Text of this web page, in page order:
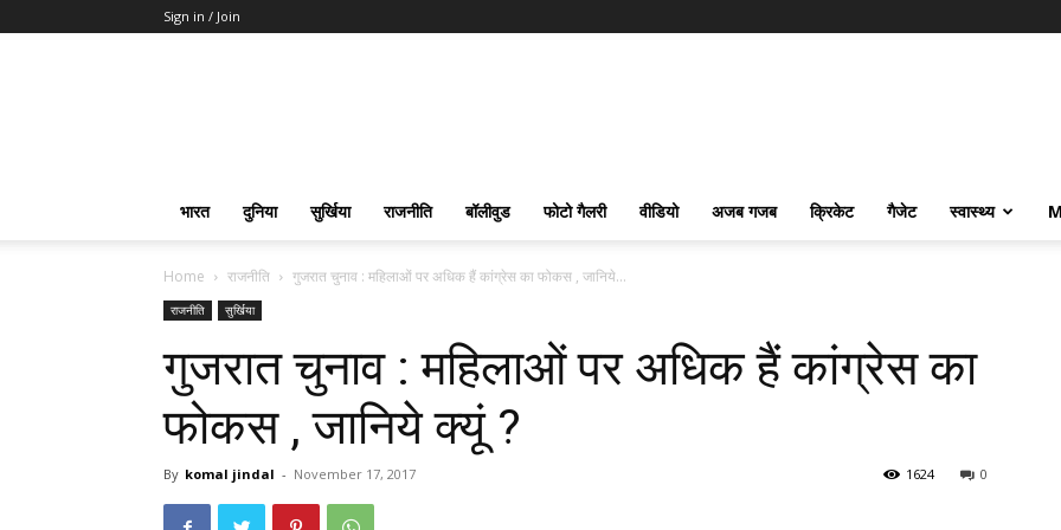
Sign in / Join
भारत दुनिया सुर्खिया राजनीति बॉलीवुड फोटो गैलरी वीडियो अजब गजब क्रिकेट गैजेट स्वास्थ्य
Home राजनीति गुजरात चुनाव : महिलाओं पर अधिक हैं कांग्रेस का फोकस , जानिये...
राजनीति सुर्खिया
गुजरात चुनाव : महिलाओं पर अधिक हैं कांग्रेस का
फोकस , जानिये क्यूं ?
By komal jindal - November 17, 2017 0
1624